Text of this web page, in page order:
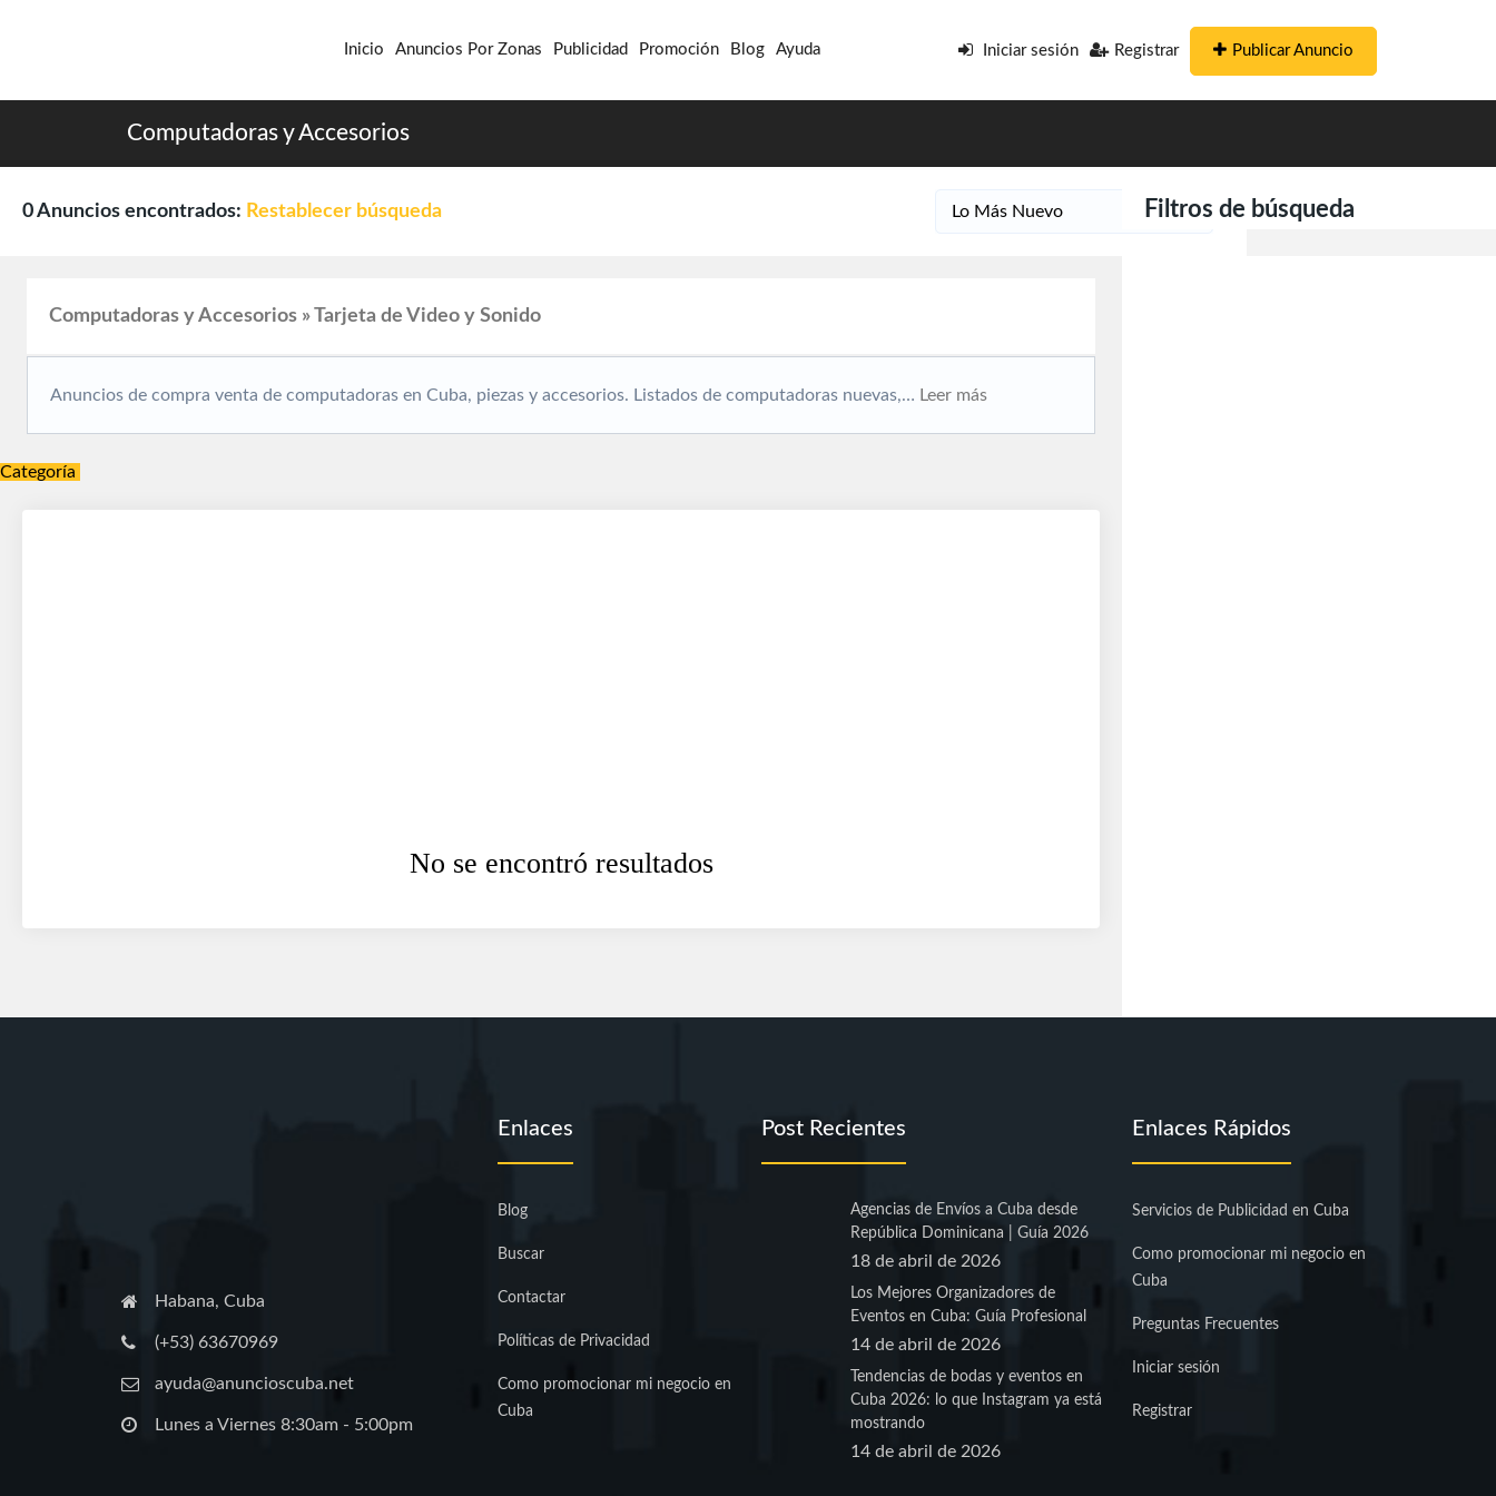
Inicio Anuncios Por Zonas Publicidad Promoción Blog Ayuda Iniciar sesión Registrar Publicar Anuncio
Computadoras y Accesorios
0 Anuncios encontrados: Restablecer búsqueda
Computadoras y Accesorios » Tarjeta de Video y Sonido
Anuncios de compra venta de computadoras en Cuba, piezas y accesorios. Listados de computadoras nuevas,… Leer más
Categoría
No se encontró resultados
Filtros de búsqueda
Habana, Cuba
(+53) 63670969
ayuda@anuncioscuba.net
Lunes a Viernes 8:30am - 5:00pm
Enlaces
Blog
Buscar
Contactar
Políticas de Privacidad
Como promocionar mi negocio en
Cuba
Post Recientes
Agencias de Envíos a Cuba desde
República Dominicana | Guía 2026
18 de abril de 2026
Los Mejores Organizadores de
Eventos en Cuba: Guía Profesional
14 de abril de 2026
Tendencias de bodas y eventos en
Cuba 2026: lo que Instagram ya está
mostrando
14 de abril de 2026
Enlaces Rápidos
Servicios de Publicidad en Cuba
Como promocionar mi negocio en
Cuba
Preguntas Frecuentes
Iniciar sesión
Registrar